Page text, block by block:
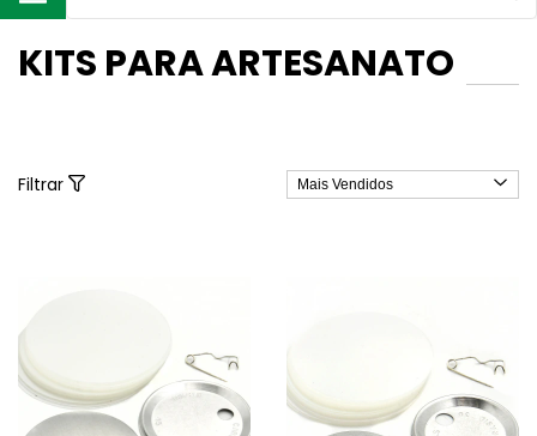
KITS PARA ARTESANATO
Filtrar